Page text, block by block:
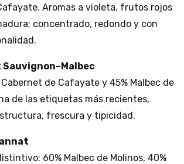
Aromas a violeta, frutos rojos
concentrado, redondo y con
Cabernet de Cafayate y 45% Malbec de
de las etiquetas más recientes,
frescura y tipicidad.
60% Malbec de Molinos, 40%